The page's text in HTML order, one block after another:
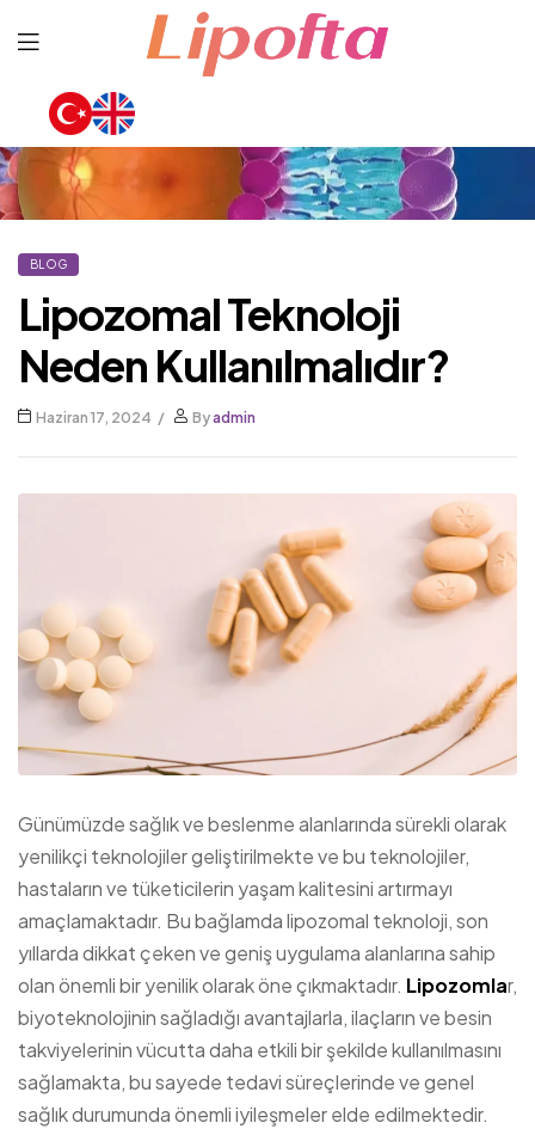
BLOG
Lipozomal Teknoloji
Neden Kullanılmalıdır?
Haziran 17, 2024 Byadmin
Günümüzde sağlık ve beslenme alanlarında sürekli olarak
yenilikçi teknolojiler geliştirilmekte ve bu teknolojiler,
hastaların ve tüketicilerin yaşam kalitesini artırmayı
amaçlamaktadır. Bu bağlamda lipozomal teknoloji, son
yıllarda dikkat çeken ve geniş uygulama alanlarına sahip
olan önemli bir yenilik olarak öne çıkmaktadır. Lipozomlar,
biyoteknolojinin sağladığı avantajlarla, ilaçların ve besin
takviyelerinin vücutta daha etkili bir şekilde kullanılmasını
sağlamakta, bu sayede tedavi süreçlerinde ve genel
sağlık durumunda önemli iyileşmeler elde edilmektedir.